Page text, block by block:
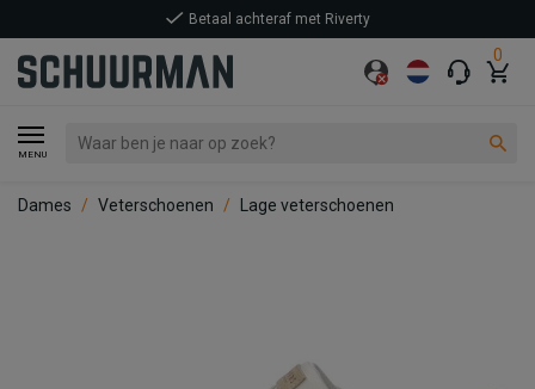
0
MENU
Betaal achteraf met Riverty
Dames Veterschoenen Lage veterschoenen